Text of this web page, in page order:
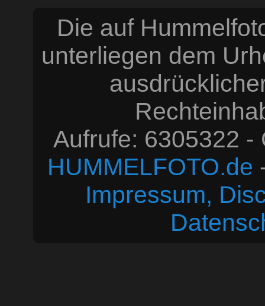
Die auf
unterliegen dem
Aufrufe: 6305322
HUMMELFOTO.de
Impressum,